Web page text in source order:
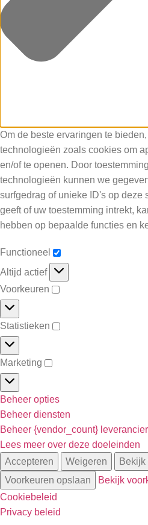
Om de beste ervaringen te
technologieën zoals cookies om
en/of te openen. Door
technologieën kunnen we
surfgedrag of unieke ID's op deze
geeft of uw toestemming intrekt,
hebben op bepaalde functies en
Functioneel
Altijd actief
Voorkeuren
Statistieken
Marketing
Beheer opties
Beheer diensten
Beheer {vendor_count}
Lees meer over deze doeleinden
Accepteren
Weigeren
Voorkeuren opslaan
Bekijk
Cookiebeleid
Privacy beleid